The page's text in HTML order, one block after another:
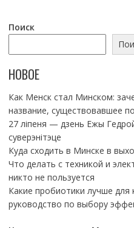
Поиск
НОВОЕ
Как Менск стал Минском:
название, существовавшее
27 ліпеня — дзень Ежы
суверэнітэце
Куда сходить в Минске в
Что делать с техникой и
никто не пользуется
Какие пробиотики лучше для
руководство по выбору